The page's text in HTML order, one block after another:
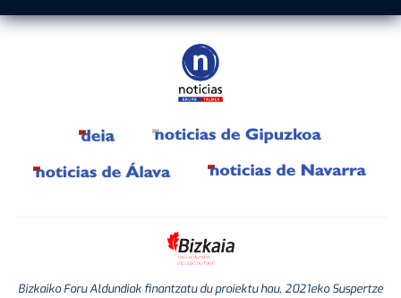
Bizkaiko Foru Aldundiak finantzatu du proiektu hau, 2021eko Suspertze